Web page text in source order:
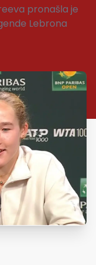
pronašla je
Lebrona